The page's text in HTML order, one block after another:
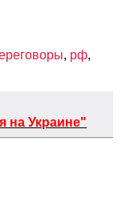
, рф,
на Украине"